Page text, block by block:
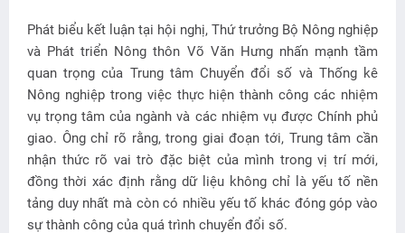
Phát biểu kết luận tại hội nghị, Thứ trưởng Bộ Nông nghiệp
và Phát triển Nông thôn Võ Văn Hưng nhấn mạnh tầm
quan trọng của Trung tâm Chuyển đổi số và Thống kê
Nông nghiệp trong việc thực hiện thành công các nhiệm
vụ trọng tâm của ngành và các nhiệm vụ được Chính phủ
giao. Ông chỉ rõ rằng, trong giai đoạn tới, Trung tâm cần
nhận thức rõ vai trò đặc biệt của mình trong vị trí mới,
đồng thời xác định rằng dữ liệu không chỉ là yếu tố nền
tảng duy nhất mà còn có nhiều yếu tố khác đóng góp vào
sự thành công của quá trình chuyển đổi số.